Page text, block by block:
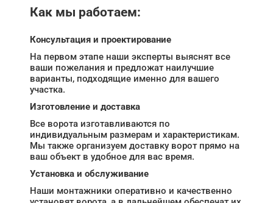
Как мы работаем:
Консультация и проектирование
На первом этапе наши эксперты выяснят все
ваши пожелания и предложат наилучшие
варианты, подходящие именно для вашего
участка.
Изготовление и доставка
Все ворота изготавливаются по
индивидуальным размерам и характеристикам.
Мы также организуем доставку ворот прямо на
ваш объект в удобное для вас время.
Установка и обслуживание
Наши монтажники оперативно и качественно